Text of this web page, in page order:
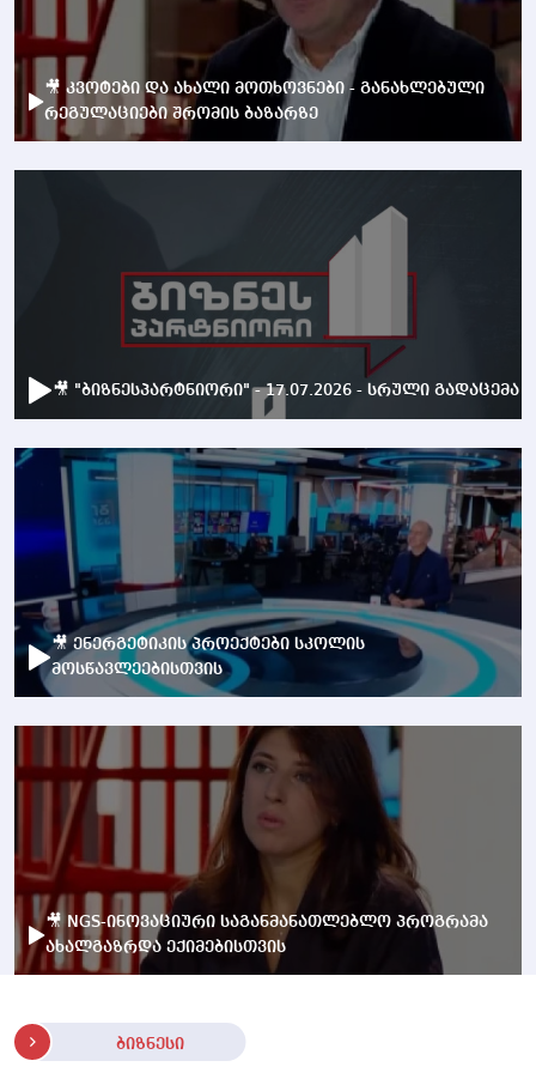
🎥 კვოტები და ახალი მოთხოვნები - განახლებული
რეგულაციები შრომის ბაზარზე
🎥 "ბიზნესპარტნიორი" - 17.07.2026 - სრული გადაცემა
🎥 ენერგეტიკის პროექტები სკოლის
მოსწავლეებისთვის
🎥 NGS-ინოვაციური საგანმანათლებლო პროგრამა
ახალგაზრდა ექიმებისთვის
ბიზნესი